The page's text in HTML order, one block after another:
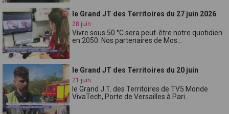
le Grand JT des Territoires du 27 juin 2026
28 juin
Vivre sous 50 °C sera peut-être notre quotidien
en 2050. Nos partenaires de Mos...
le Grand JT des Territoires du 20 juin
21 juin
le Grand J.T. des Territoires de TV5 Monde
VivaTech, Porte de Versailles à Pari...